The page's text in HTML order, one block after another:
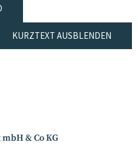
KURZTEXT AUSBLENDEN
& Co KG